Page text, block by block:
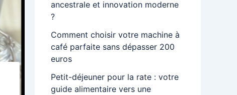
ancestrale et innovation moderne
?
Comment choisir votre machine à
café parfaite sans dépasser 200
euros
Petit-déjeuner pour la rate : votre
guide alimentaire vers une